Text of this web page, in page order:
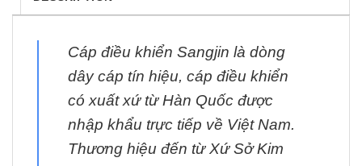
Cáp điều khiển Sangjin là dòng
dây cáp tín hiệu, cáp điều khiển
có xuất xứ từ Hàn Quốc được
nhập khẩu trực tiếp về Việt Nam.
Thương hiệu đến từ Xứ Sở Kim